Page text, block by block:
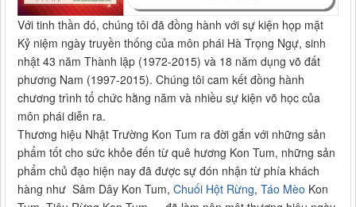
Với tinh thần đó, chúng tôi đã đồng hành với sự kiện họp mặt
Kỷ niệm ngày truyền thống của môn phái Hà Trọng Ngự, sinh
nhật 43 năm Thành lập (1972-2015) và 18 năm dụng võ đất
phương Nam (1997-2015). Chúng tôi cam kết đồng hành
chương trình tổ chức hằng năm và nhiều sự kiện võ học của
môn phái diễn ra.
Thương hiệu Nhật Trường Kon Tum ra đời gắn với những sản
phẩm tốt cho sức khỏe đến từ quê hương Kon Tum, những sản
phẩm chủ đạo hiện nay đã được sự đón nhận từ phía khách
hàng như Sâm Dây Kon Tum, Chuối Hột Rừng, Táo Mèo Kon